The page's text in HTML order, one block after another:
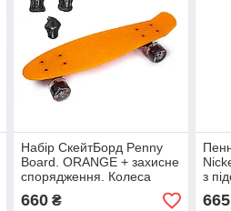
Набір СкейтБорд Penny
Board. ORANGE + захисне
спорядження. Колеса
світяться під час катання!
660₴
з
665